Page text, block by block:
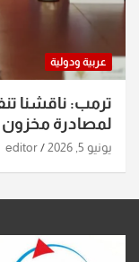
عربية ودولية
ترمب: ناقشنا
لمصادرة مخزون
يونيو 5, 2026 editor